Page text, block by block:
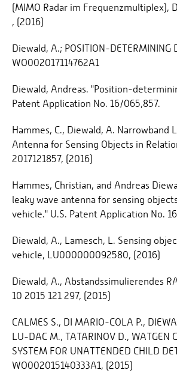
(MIMO Radar im Frequenzmultiplex),
, (2016)
Diewald, A.; POSITION-DETERMINING
WO002017114762A1
Diewald, Andreas. "Position-
Patent Application No. 16/065,857.
Hammes, C., Diewald, A. Narrowband
Antenna for Sensing Objects in
2017121857, (2016)
Hammes, Christian, and Andreas
leaky wave antenna for sensing
vehicle." U.S. Patent Application No.
Diewald, A., Lamesch, L. Sensing
vehicle, LU000000092580, (2016)
Diewald, A., Abstandssimulierendes
10 2015 121 297, (2015)
CALMES S., DI MARIO-COLA P.,
LU-DAC M., TATARINOV D., WATGEN
SYSTEM FOR UNATTENDED CHILD
WO002015140333A1, (2015)